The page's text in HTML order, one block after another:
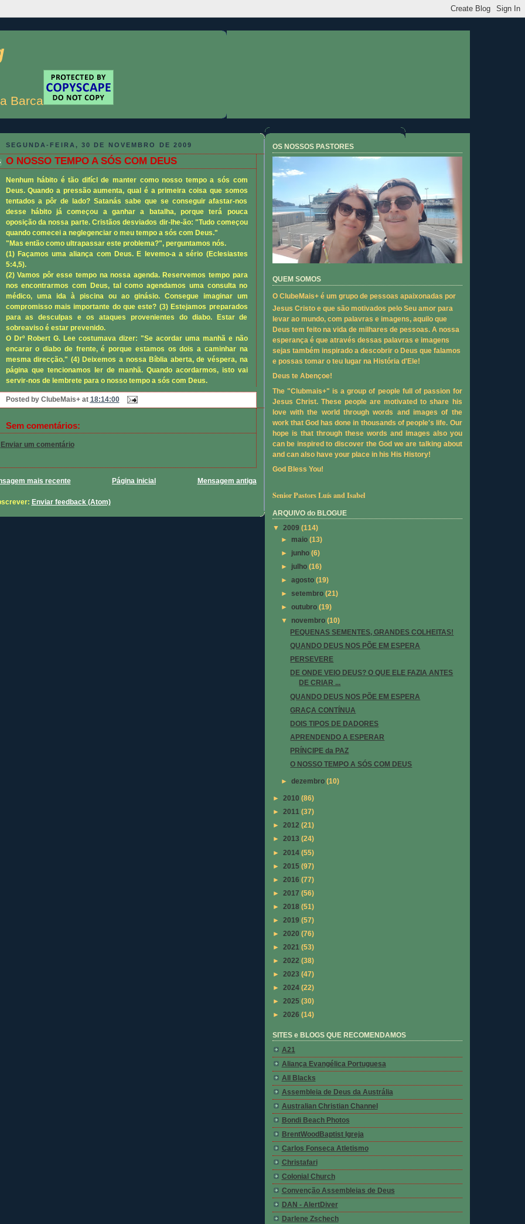
Barca
SEGUNDA-FEIRA, 30 DE NOVEMBRO DE 2009
O NOSSO TEMPO A SÓS COM DEUS
Nenhum hábito é tão difícl de manter como nosso tempo a sós com
Deus. Quando a pressão aumenta, qual é a primeira coisa que somos
tentados a pôr de lado? Satanás sabe que se conseguir afastar-nos
desse hábito já começou a ganhar a batalha, porque terá pouca
oposição da nossa parte. Cristãos desviados dir-lhe-ão: "Tudo começou
quando comecei a neglegenciar o meu tempo a sós com Deus."
"Mas então como ultrapassar este problema?", perguntamos nós.
(1) Façamos uma aliança com Deus. E levemo-a a sério (Eclesiastes
5:4,5).
(2) Vamos pôr esse tempo na nossa agenda. Reservemos tempo para
nos encontrarmos com Deus, tal como agendamos uma consulta no
médico, uma ida à piscina ou ao ginásio. Consegue imaginar um
compromisso mais importante do que este? (3) Estejamos preparados
para as desculpas e os ataques provenientes do diabo. Estar de
sobreaviso é estar prevenido.
O Drº Robert G. Lee costumava dizer: "Se acordar uma manhã e não
encarar o diabo de frente, é porque estamos os dois a caminhar na
mesma direcção." (4) Deixemos a nossa Bíblia aberta, de véspera, na
página que tencionamos ler de manhã. Quando acordarmos, isto vai
servir-nos de lembrete para o nosso tempo a sós com Deus.
Posted by ClubeMais+ at 18:14:00
Sem comentários:
Enviar um comentário
mais recente Mensagem antiga
Página inicial
Enviar feedback (Atom)
OS NOSSOS PASTORES
QUEM SOMOS
O ClubeMais+ é um grupo de pessoas apaixonadas por
Jesus Cristo e que são motivados pelo Seu amor para
levar ao mundo, com palavras e imagens, aquilo que
Deus tem feito na vida de milhares de pessoas. A nossa
esperança é que através dessas palavras e imagens
sejas também inspirado a descobrir o Deus que falamos
e possas tomar o teu lugar na História d'Ele!
Deus te Abençoe!
The "Clubmais+" is a group of people full of passion for
Jesus Christ. These people are motivated to share his
love with the world through words and images of the
work that God has done in thousands of people's life. Our
hope is that through these words and images also you
can be inspired to discover the God we are talking about
and can also have your place in his His History!
God Bless You!
Senior Pastors Luís and Isabel
ARQUIVO do BLOGUE
▼ 2009 (114)
► maio(13)
► junho(6)
► julho(16)
►agosto(19)
►setembro(21)
►outubro(19)
▼ novembro(10)
PEQUENAS SEMENTES, GRANDES COLHEITAS!
QUANDO DEUS NOS PÕE EM ESPERA
PERSEVERE
DE ONDE VEIO DEUS? O QUE ELE FAZIA ANTES
DE CRIAR ...
QUANDO DEUS NOS PÕE EM ESPERA
GRAÇA CONTÍNUA
DOIS TIPOS DE DADORES
APRENDENDO A ESPERAR
PRÍNCIPE da PAZ
O NOSSO TEMPO A SÓS COM DEUS
►dezembro(10)
► 2010 (86)
► 2011 (37)
► 2012 (21)
► 2013 (24)
► 2014 (55)
► 2015 (97)
► 2016 (77)
► 2017 (56)
► 2018 (51)
► 2019 (57)
► 2020 (76)
► 2021 (53)
► 2022 (38)
► 2023 (47)
► 2024 (22)
► 2025 (30)
► 2026 (14)
SITES e BLOGS QUE RECOMENDAMOS
A21
Aliança Evangélica Portuguesa
All Blacks
Assembleia de Deus da Austrália
Australian Christian Channel
Bondi Beach Photos
BrentWoodBaptist Igreja
Carlos Fonseca Atletismo
Christafari
Colonial Church
Convenção Assembleias de Deus
DAN - AlertDiver
Darlene Zschech